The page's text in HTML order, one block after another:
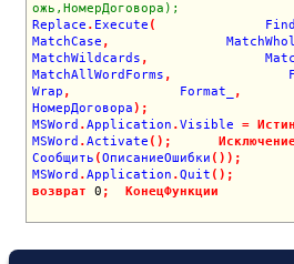
ожь,НомерДоговора);
Replace . Execute (
MatchCase ,
MatchWildcards ,
MatchAllWordForms ,
Wrap ,
              Format_
,
НомерДоговора) ;
MSWord .Application .Visible =
MSWord .Activate ( ) ;
Сообщить (ОписаниеОшибки ( ) ) ;
MSWord .Application .Quit ( ) ;
возврат
0 ; КонецФункции